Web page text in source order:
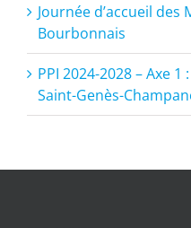
Journée d’accueil des
Bourbonnais
PPI 2024-2028 – Axe
Saint-Genès-